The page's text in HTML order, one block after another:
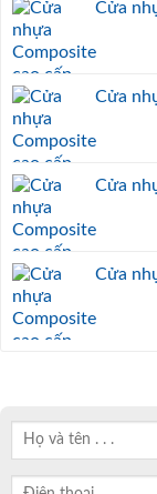
Cửa
Cửa
Cửa
Cửa